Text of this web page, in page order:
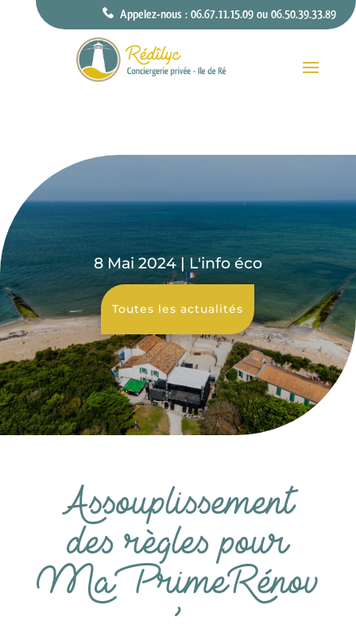
Appelez-nous : 06.67.11.15.09 ou 06.50.39.33.89
8 Mai 2024|L'info éco
Toutes les actualités
Assouplissement
des règles pour
MaPrimeRénov
’